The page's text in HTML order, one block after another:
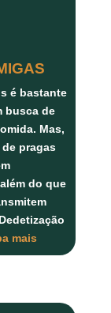
é bastante
busca de
Mas,
pragas
do que
mais